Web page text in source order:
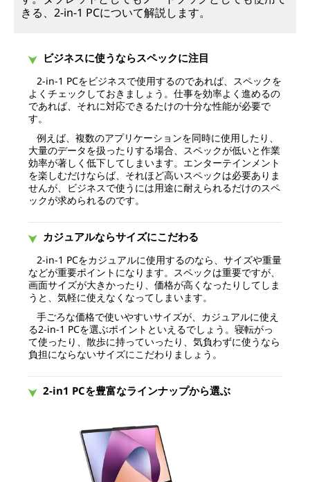
きる、2-in-1 PCについて解説します。
ビジネスに使うならスペックに注目
2-in-1 PCをビジネスで使用するのであれば、スペックを
よくチェックしておきましょう。仕事を効率よく進めるの
であれば、それに対応できるたけの十分な性能が必要で
す。
例えば、複数のアプリケーションを同時に使用したり、
大量のデータを扱ったりする場合、スペックが低いと作業
効率が著しく低下してしまいます。エンターテインメント
を楽しむだけならば、それほど高いスペックは必要ありま
せんが、ビジネスで使うには用途に耐えられるだけのスペ
ックが求められるのです。
カジュアルならサイズにこだわる
2-in-1 PCをカジュアルに使用するのなら、サイズや重量
などが重要ポイントになります。スペックは重要ですが、
画面サイズが大きかったり、価格が高くなったりしてしま
うと、気軽に使えなくなってしまいます。
手ごろな価格で使いやすいサイズが、カジュアルに使え
る2-in-1 PCを選ぶポイントといえるでしょう。寝転がっ
て使ったり、散歩に持っていったり、気負わずに使うなら
負担にならないサイズにこだわりましょう。
2-in1 PCを豊富なラインナップから選ぶ